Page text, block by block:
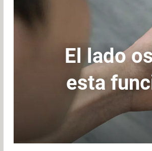
El lado
esta